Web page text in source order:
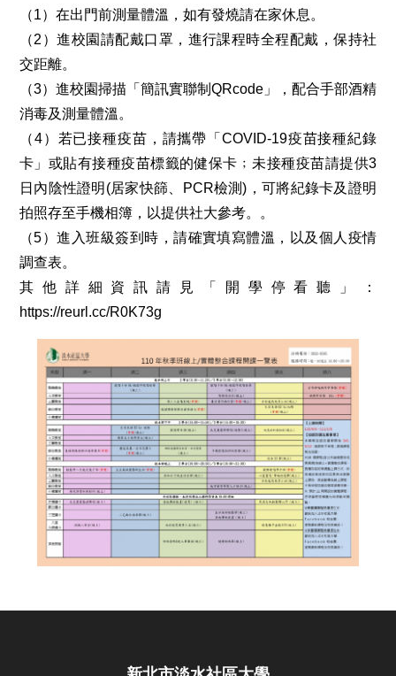
（1）在出門前測量體溫，如有發燒請在家休息。
（2）進校園請配戴口罩，進行課程時全程配戴，保持社
交距離。
（3）進校園掃描「簡訊實聯制QRcode」，配合手部酒精
消毒及測量體溫。
（4）若已接種疫苗，請攜帶「COVID-19疫苗接種紀錄
卡」或貼有接種疫苗標籤的健保卡﹔未接種疫苗請提供3
日內陰性證明(居家快篩、PCR檢測)，可將紀錄卡及證明
拍照存至手機相簿，以提供社大參考。。
（5）進入班級簽到時，請確實填寫體溫，以及個人疫情
調查表。
其他詳細資訊請見「開學停看聽」：
https://reurl.cc/R0K73g